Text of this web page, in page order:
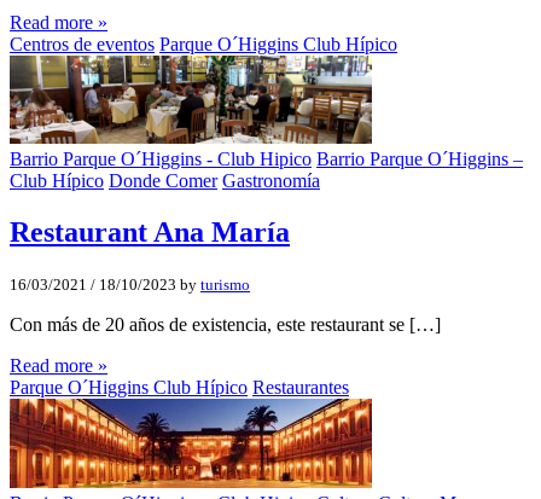
Read more »
Centros de eventos Parque O´Higgins Club Hípico
Barrio Parque O´Higgins - Club Hipico Barrio Parque O´Higgins –
Club Hípico Donde Comer Gastronomía
Restaurant Ana Marí­a
16/03/2021 / 18/10/2023 by turismo
Con más de 20 años de existencia, este restaurant se […]
Read more »
Parque O´Higgins Club Hípico Restaurantes